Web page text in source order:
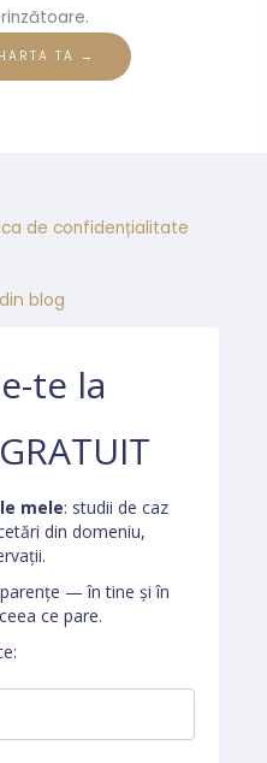
TA →
de confidențialitate
blog
te la
mele: studii de caz
din domeniu,
— în tine și în
ce pare.